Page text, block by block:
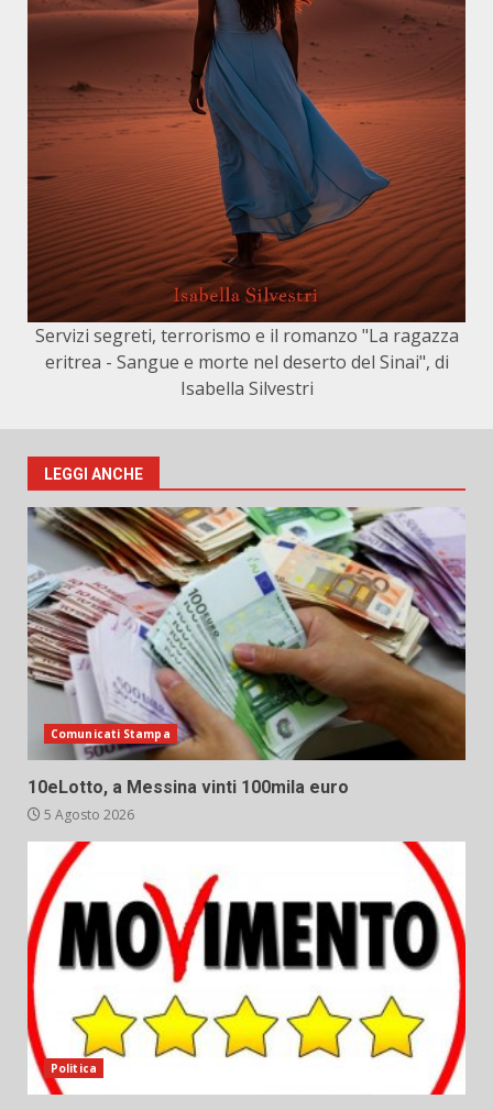
Servizi segreti, terrorismo e il romanzo "La ragazza
eritrea - Sangue e morte nel deserto del Sinai", di
Isabella Silvestri
LEGGI ANCHE
Comunicati Stampa
10eLotto, a Messina vinti 100mila euro
5 Agosto 2026
Politica